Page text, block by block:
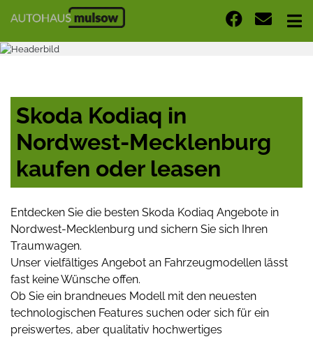
Skoda Kodiaq in
Nordwest-Mecklenburg
kaufen oder leasen
Entdecken Sie die besten Skoda Kodiaq Angebote in
Nordwest-Mecklenburg und sichern Sie sich Ihren
Traumwagen.
Unser vielfältiges Angebot an Fahrzeugmodellen lässt
fast keine Wünsche offen.
Ob Sie ein brandneues Modell mit den neuesten
technologischen Features suchen oder sich für ein
preiswertes, aber qualitativ hochwertiges